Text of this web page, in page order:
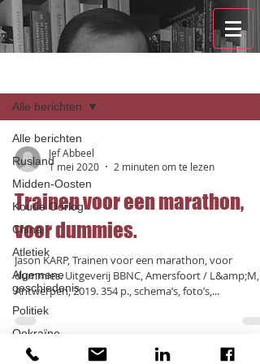
Alle berichten
Rusland
Midden-Oosten
Koude Oorlog
China
Atletiek
Algemene
geschiedenis
Politiek
Oekraïne
Alle berichten
Jef Abbeel
1 mei 2020
2 minuten om te lezen
Trainen voor een marathon,
voor dummies.
Jason KARP, Trainen voor een marathon, voor
dummies. Uitgeverij BBNC, Amersfoort / L&amp;M,
Antwerpen, 2019. 354 p., schema’s, foto’s,...